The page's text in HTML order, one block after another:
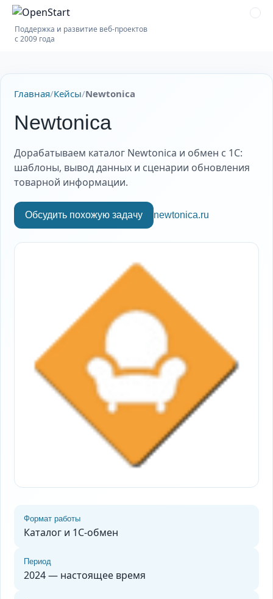
Поддержка и развитие веб-проектов
с 2009 года
Главная/Кейсы/Newtonica
Newtonica
Дорабатываем каталог Newtonica и обмен с 1С:
шаблоны, вывод данных и сценарии обновления
товарной информации.
Обсудить похожую задачу newtonica.ru
Формат работы
Каталог и 1С-обмен
Период
2024 — настоящее время